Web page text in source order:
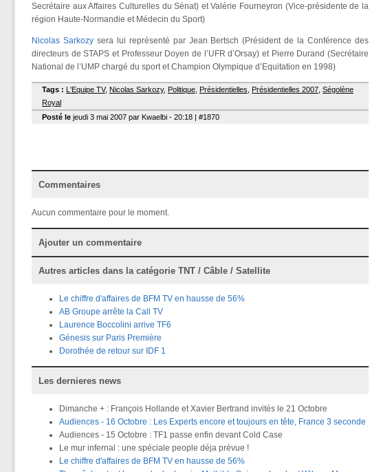
Secrétaire aux Affaires Culturelles du Sénat) et Valérie Fourneyron (Vice-présidente de la
région Haute-Normandie et Médecin du Sport)
Nicolas Sarkozysera lui représenté par Jean Bertsch (Président de la Conférence des
directeurs de STAPS et Professeur Doyen de l’UFR d’Orsay) et Pierre Durand (Secrétaire
National de l’UMP chargé du sport et Champion Olympique d’Equitation en 1998)
Tags : L'Equipe TV, Nicolas Sarkozy, Politique Présidentielles Présidentielles 2007 Ségolène
Royal
Posté le jeudi 3 mai 2007 par Kwaelbi - 20:18 | #1870
Commentaires
Aucun commentaire pour le moment.
Ajouter un commentaire
Autres articles dans la catégorie TNT / Câble / Satellite
Le chiffre d'affaires de BFM TV en hausse de 56%
AB Groupe arrête la Call TV
Laurence Boccolini arrive TF6
Génesis sur Paris Première
Dorothée de retour sur IDF 1
Les dernieres news
Dimanche + : François Hollande et Xavier Bertrand invités le 21 Octobre
Audiences - 16 Octobre : Les Experts encore et toujours en tête, France 3 seconde
Audiences - 15 Octobre : TF1 passe enfin devant Cold Case
Le mur infernal : une spéciale people déja prévue !
Le chiffre d'affaires de BFM TV en hausse de 56%